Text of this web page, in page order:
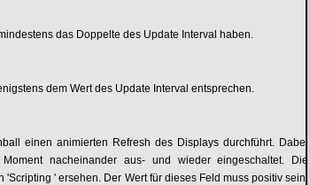
das Doppelte des Update Interval haben.
dem Wert des Update Interval entsprechen.
einen animierten Refresh des Displays durchführt. Dabei
nacheinander aus- und wieder eingeschaltet. Die
' ersehen. Der Wert für dieses Feld muss positiv sein.